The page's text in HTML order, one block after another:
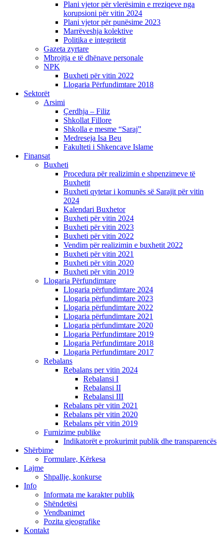
Plani vjetor për vlerësimin e rreziqeve nga
korupsioni për vitin 2024
Plani vjetor për punësime 2023
Marrëveshja kolektive
Politika e integritetit
Gazeta zyrtare
Mbrojtja e të dhënave personale
NPK
Buxheti për vitin 2022
Llogaria Përfundimtare 2018
Sektorët
Arsimi
Çerdhja – Filiz
Shkollat Fillore
Shkolla e mesme “Saraj”
Medreseja Isa Beu
Fakulteti i Shkencave Islame
Finansat
Buxheti
Procedura për realizimin e shpenzimeve të
Buxhetit
Buxheti qytetar i komunës së Sarajit për vitin
2024
Kalendari Buxhetor
Buxheti për vitin 2024
Buxheti për vitin 2023
Buxheti për vitin 2022
Vendim për realizimin e buxhetit 2022
Buxheti për vitin 2021
Buxheti për vitin 2020
Buxheti për vitin 2019
Llogaria Përfundimtare
Llogaria përfundimtare 2024
Llogaria përfundimtare 2023
Llogaria përfundimtare 2022
Llogaria përfundimtare 2021
Llogaria përfundimtare 2020
Llogaria Përfundimtare 2019
Llogaria Përfundimtare 2018
Llogaria Përfundimtare 2017
Rebalans
Rebalans per vitin 2024
Rebalansi I
Rebalansi II
Rebalansi III
Rebalans për vitin 2021
Rebalans për vitin 2020
Rebalans për vitin 2019
Furnizime publike
Indikatorët e prokurimit publik dhe transparencës
Shërbime
Formulare, Kërkesa
Lajme
Shpallje, konkurse
Info
Informata me karakter publik
Shëndetësi
Vendbanimet
Pozita gjeografike
Kontakt